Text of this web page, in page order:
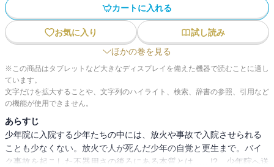
カートに入れる
お気に入り
試し読み
ほかの巻を見る
※この商品はタブレットなど大きなディスプレイを備えた機器で読むことに適し
ています。
文字だけを拡大することや、文字列のハイライト、検索、辞書の参照、引用など
の機能が使用できません。
あらすじ
少年院に入院する少年たちの中には、放火や事故で入院させられる
ことも少なくない。放火で人が死んだ少年の自覚と更生まで。バイ
ク事故を起こした不器用さの後ろにある本質とは……!? 少年院へ送